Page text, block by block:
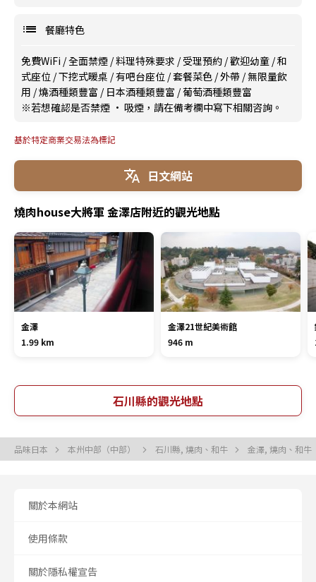
餐廳特色
免費WiFi /全面禁煙 /料理特殊要求 /受理預約 /歡迎幼童 /和
式座位 /下挖式暖桌 /有吧台座位 /套餐菜色 /外帶 /無限量飲
用 /燒酒種類豐富 / 日本酒種類豐富 /葡萄酒種類豐富
※若想確認是否禁煙 · 吸煙，請在備考欄中寫下相關咨詢。
基於特定商業交易法為標記
日文網站
燒肉house大將軍 金澤店附近的觀光地點
金澤
1.99 km
金澤21世紀美術館
946 m
石川縣的觀光地點
品味日本 本州中部（中部） 石川縣, 燒肉、和牛 金澤, 燒肉、和牛
關於本網站
使用條款
關於隱私權宣告